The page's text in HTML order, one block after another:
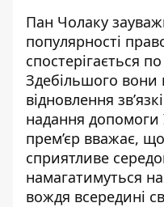
Пан Чолаку
популярності
спостерігається
Здебільшого вони
відновлення
надання допомоги
прем’єр вважає,
сприятливе
намагатимуться
вождя всередині